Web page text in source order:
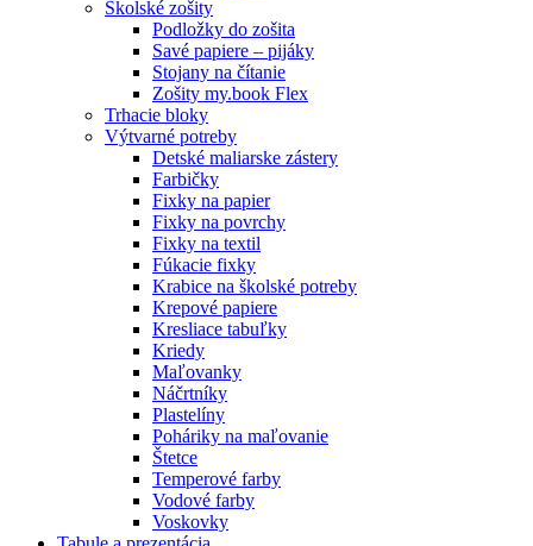
Školské zošity
Podložky do zošita
Savé papiere – pijáky
Stojany na čítanie
Zošity my.book Flex
Trhacie bloky
Výtvarné potreby
Detské maliarske zástery
Farbičky
Fixky na papier
Fixky na povrchy
Fixky na textil
Fúkacie fixky
Krabice na školské potreby
Krepové papiere
Kresliace tabuľky
Kriedy
Maľovanky
Náčrtníky
Plastelíny
Poháriky na maľovanie
Štetce
Temperové farby
Vodové farby
Voskovky